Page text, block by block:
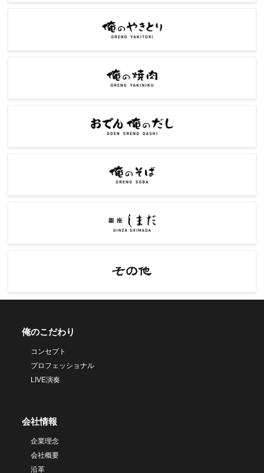
俺のこだわり
コンセプト
プロフェッショナル
LIVE演奏
会社情報
企業理念
会社概要
沿革